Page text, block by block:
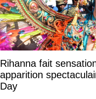
Rihanna fait
apparition
Day